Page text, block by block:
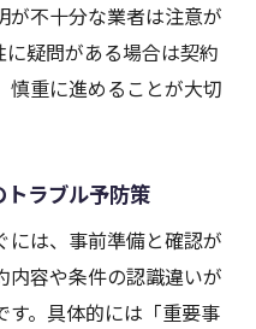
が不十分な業者は注意が
疑問がある場合は契約
慎重に進めることが大切
ラブル予防策
には、事前準備と確認が
内容や条件の認識違いが
。具体的には「重要事